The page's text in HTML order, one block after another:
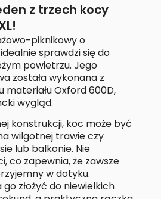
z trzech kocy
piknikowy o
sprawdzi się do
powietrzu. Jego
została wykonana z
materiału Oxford 600D,
wygląd.
konstrukcji, koc może być
wilgotnej trawie czy
lub balkonie. Nie
co zapewnia, że zawsze
w dotyku.
złożyć do niewielkich